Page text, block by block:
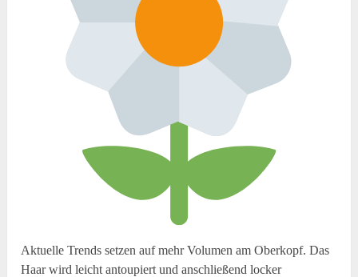
Aktuelle Trends setzen auf mehr Volumen am Oberkopf. Das
Haar wird leicht antoupiert und anschließend locker